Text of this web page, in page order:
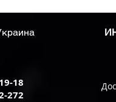
18
272